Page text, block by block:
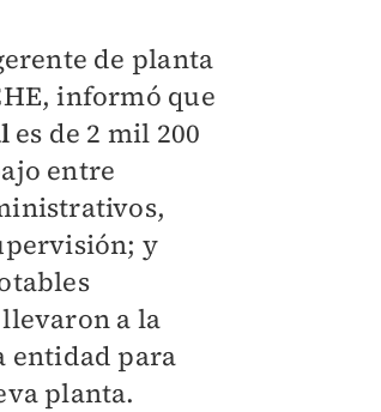
de planta
informó que
es de 2 mil 200
entre
y
a la
entidad para
planta.